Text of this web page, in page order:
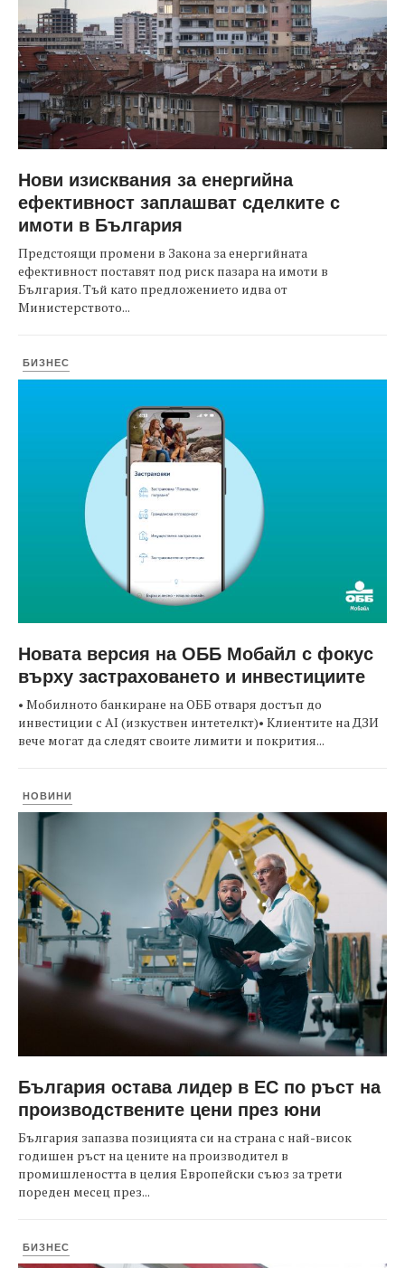
Нови изисквания за енергийна
ефективност заплашват сделките с
имоти в България
Предстоящи промени в Закона за енергийната
ефективност поставят под риск пазара на имоти в
България. Тъй като предложението идва от
Министерството...
БИЗНЕС
Новата версия на ОББ Мобайл с фокус
върху застраховането и инвестициите
• Мобилното банкиране на ОББ отваря достъп до
инвестиции с AI (изкуствен интетелкт)• Клиентите на ДЗИ
вече могат да следят своите лимити и покрития...
НОВИНИ
България остава лидер в ЕС по ръст на
производствените цени през юни
България запазва позицията си на страна с най-висок
годишен ръст на цените на производител в
промишлеността в целия Европейски съюз за трети
пореден месец през...
БИЗНЕС